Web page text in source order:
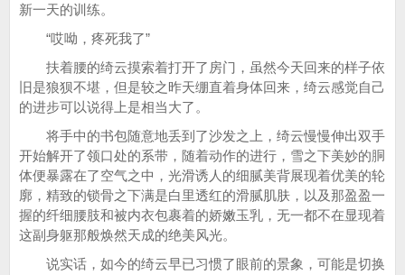
新一天的训练。
“哎呦，疼死我了”
扶着腰的绮云摸索着打开了房门，虽然今天回来的样子依
旧是狼狈不堪，但是较之昨天绷直着身体回来，绮云感觉自己
的进步可以说得上是相当大了。
将手中的书包随意地丢到了沙发之上，绮云慢慢伸出双手
开始解开了领口处的系带，随着动作的进行，雪之下美妙的胴
体便暴露在了空气之中，光滑诱人的细腻美背展现着优美的轮
廓，精致的锁骨之下满是白里透红的滑腻肌肤，以及那盈盈一
握的纤细腰肢和被内衣包裹着的娇嫩玉乳，无一都不在显现着
这副身躯那般焕然天成的绝美风光。
说实话，如今的绮云早已习惯了眼前的景象，可能是切换